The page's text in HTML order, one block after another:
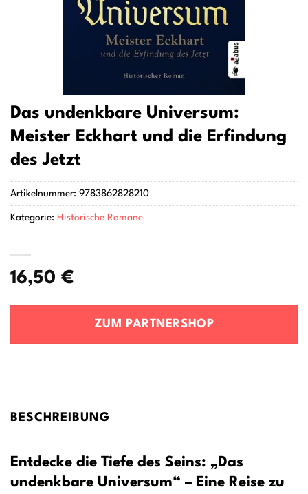
Das undenkbare Universum:
Meister Eckhart und die Erfindung
des Jetzt
16,50 €
ZUM PARTNERSHOP
Artikelnummer: 9783862828210
Kategorie: Historische Romane
BESCHREIBUNG
Entdecke die Tiefe des Seins: „Das
undenkbare Universum“ – Eine Reise zu